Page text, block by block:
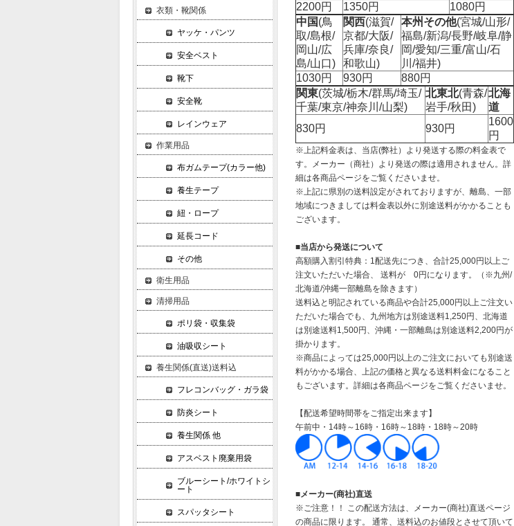
2200円
1350円
1080円
中国(鳥
取/島根/
岡山/広
島/山口)
関西(滋賀/
京都/大阪/
兵庫/奈良/
和歌山)
本州その他(宮城/山形/
福島/新潟/長野/岐阜/静
岡/愛知/三重/富山/石
川/福井)
1030円
930円
880円
関東(茨城/栃木/群馬/埼玉/
千葉/東京/神奈川/山梨)
北東北(青森/
岩手/秋田)
北海
道
830円
930円
1600
円
※上記料金表は、当店(弊社）より発送する際の料金表で
す。メーカー（商社）より発送の際は適用されません。詳
細は各商品ページをご覧くださいませ。
※上記に県別の送料設定がされておりますが、離島、一部
地域につきましては料金表以外に別途送料がかかることも
ございます。
■当店から発送について
高額購入割引特典：1配送先につき、合計25,000円以上ご
注文いただいた場合、 送料が 0円になります。（※九州/
北海道/沖縄一部離島を除きます）
送料込と明記されている商品や合計25,000円以上ご注文い
ただいた場合でも、九州地方は別途送料1,250円、北海道
は別途送料1,500円、沖縄・一部離島は別途送料2,200円が
掛かります。
※商品によっては25,000円以上のご注文においても別途送
料がかかる場合、上記の価格と異なる送料料金になること
もございます。詳細は各商品ページをご覧くださいませ。
【配送希望時間帯をご指定出来ます】
午前中・14時～16時・16時～18時・18時～20時
■メーカー(商社)直送
※ご注意！！ この配送方法は、メーカー(商社)直送ページ
の商品に限ります。 通常、送料込のお値段とさせて頂いて
衣類・靴関係
ヤッケ・パンツ
安全ベスト
靴下
安全靴
レインウェア
作業用品
布ガムテープ(カラー他)
養生テープ
紐・ロープ
延長コード
その他
衛生用品
清掃用品
ポリ袋・収集袋
油吸収シート
養生関係(直送)送料込
フレコンバッグ・ガラ袋
防炎シート
養生関係 他
アスベスト廃棄用袋
ブルーシート/ホワイトシ
ート
スパッタシート